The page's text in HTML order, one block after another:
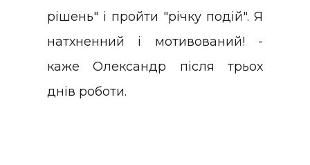
рішень" і пройти "річку подій". Я
натхненний і мотивований! -
каже Олександр після трьох
днів роботи.